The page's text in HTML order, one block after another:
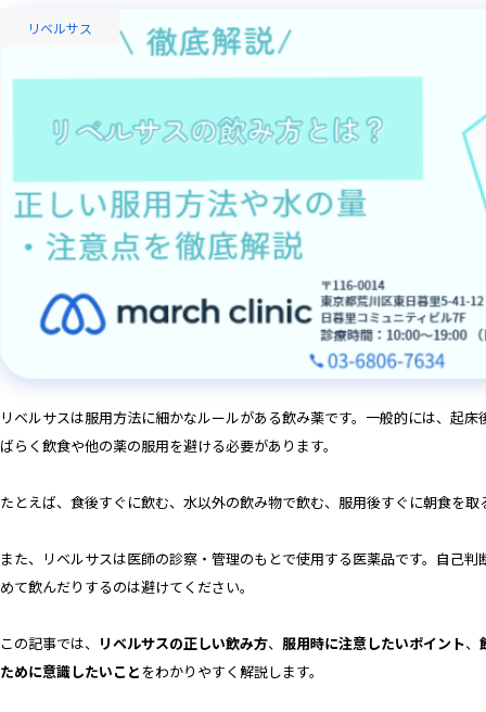
リベルサス
リベルサスは服用方法に細かなルールがある飲み薬です。一般的には、起
ばらく飲食や他の薬の服用を避ける必要があります。
たとえば、食後すぐに飲む、水以外の飲み物で飲む、服用後すぐに朝食を
また、リベルサスは医師の診察・管理のもとで使用する医薬品です。自己
めて飲んだりするのは避けてください。
この記事では、 リベルサスの正しい飲み方、 服用時に注意したいポイント、
ために意識したいことをわかりやすく解説します。